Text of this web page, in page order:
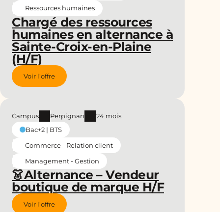
Chargé des ressources
humaines en alternance à
Sainte-Croix-en-Plaine
(H/F)
Ressources humaines
Voir l'offre
👗Alternance – Vendeur
boutique de marque H/F
Campus Perpignan
24 mois
Bac+2 | BTS
Commerce - Relation client
Management - Gestion
Voir l'offre